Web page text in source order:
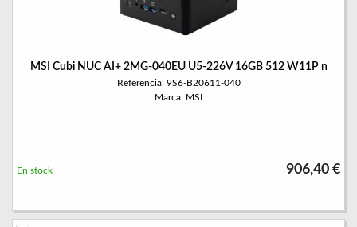
MSI Cubi NUC AI+ 2MG-040EU U5-226V 16GB 512 W11P n
Referencia: 9S6-B20611-040
Marca: MSI
906,40 €
En stock